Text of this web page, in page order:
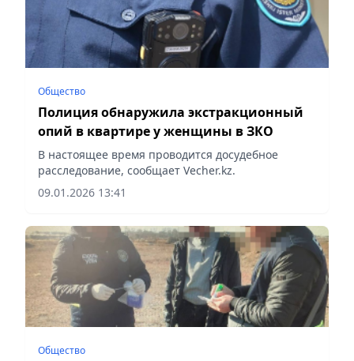
Общество
Полиция обнаружила экстракционный
опий в квартире у женщины в ЗКО
В настоящее время проводится досудебное
расследование, сообщает Vecher.kz.
09.01.2026 13:41
Общество